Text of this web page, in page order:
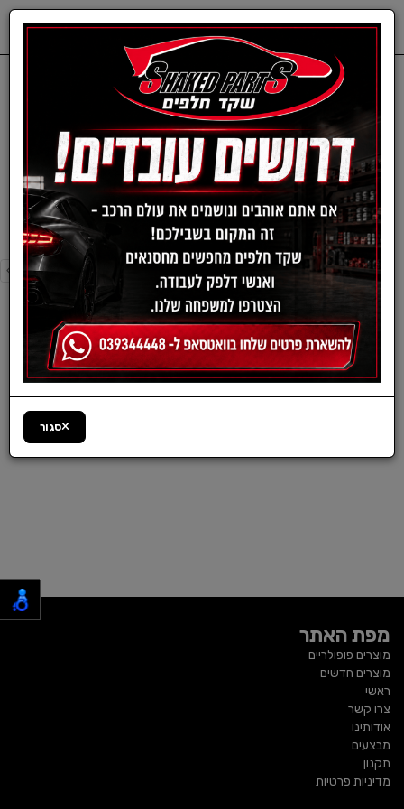
פילטר מזגן-טויוטה
פילטר מזגן-טויוטה
‹
«
»
›
סינון ומיון ›
«
»
›
מפת האתר
מוצרים פופולריים
מוצרים חדשים
ראשי
צרו קשר
אודותינו
מבצעים
תקנון
מדיניות פרטיות
סגור